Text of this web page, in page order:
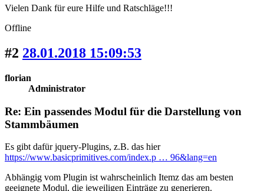
Vielen Dank für eure Hilfe und Ratschläge!!!
Offline
#2 28.01.2018 15:09:53
florian
Administrator
Re: Ein passendes Modul für die Darstellung von
Stammbäumen
Es gibt dafür jquery-Plugins, z.B. das hier
https://www.basicprimitives.com/index.p … 96&lang=en
Abhängig vom Plugin ist wahrscheinlich Itemz das am besten
geeignete Modul, die jeweiligen Einträge zu generieren.